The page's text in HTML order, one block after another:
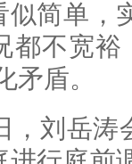
似简单，
都不宽
矛盾。
，刘岳